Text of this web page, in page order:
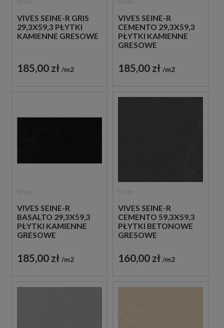
VIVES SEINE-R GRIS
29,3X59,3 PŁYTKI
KAMIENNE GRESOWE
185,00 zł m2
VIVES SEINE-R
CEMENTO 29,3X59,3
PŁYTKI KAMIENNE
GRESOWE
185,00 zł m2
VIVES SEINE-R
BASALTO 29,3X59,3
PŁYTKI KAMIENNE
GRESOWE
185,00 zł m2
VIVES SEINE-R
CEMENTO 59,3X59,3
PŁYTKI BETONOWE
GRESOWE
160,00 zł m2